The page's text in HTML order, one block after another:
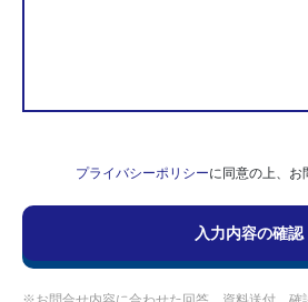
プライバシーポリシーに同意の上、お